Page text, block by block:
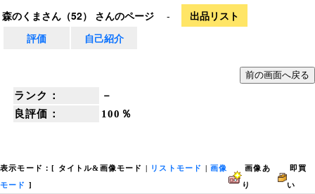
森のくまさん（52） さんのページ -
出品リスト
評価
自己紹介
ランク：
－
良評価：
100％
表示モード：[ タイトル&画像モード リストモード |画像
モード ]
画像あ
り
即買
い